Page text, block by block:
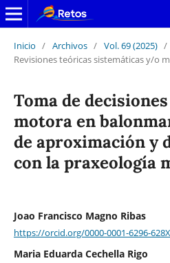
Inicio / Archivos / Vol. 69 (2025) /
Revisiones teóricas sistemáticas y/o
Toma de
motora en
de aproximación y
con la praxeología
Joao Francisco Magno Ribas
https://orcid.org/0000-0001-6296-628X
Maria Eduarda Cechella Rigo